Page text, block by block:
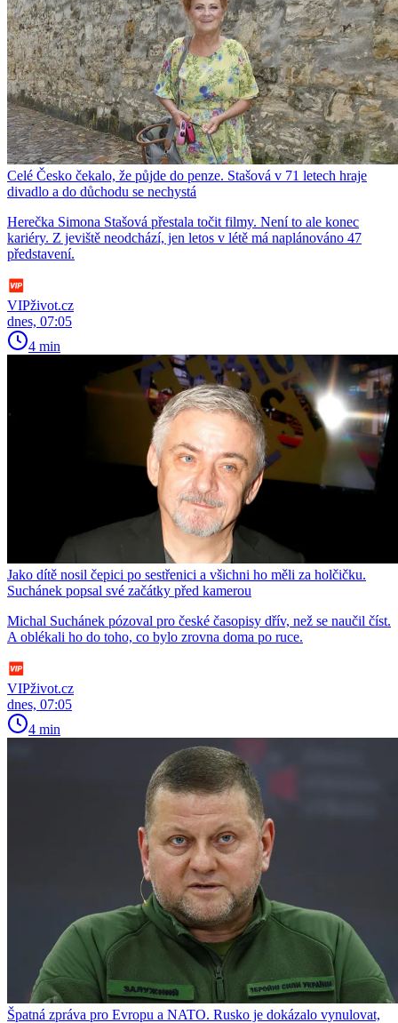
Celé Česko čekalo, že půjde do penze. Stašová v 71 letech hraje
divadlo a do důchodu se nechystá
Herečka Simona Stašová přestala točit filmy. Není to ale konec
kariéry. Z jeviště neodchází, jen letos v létě má naplánováno 47
představení.
VIPživot.cz
dnes, 07:05
4 min
Jako dítě nosil čepici po sestřenici a všichni ho měli za holčičku.
Suchánek popsal své začátky před kamerou
Michal Suchánek pózoval pro české časopisy dřív, než se naučil číst.
A oblékali ho do toho, co bylo zrovna doma po ruce.
VIPživot.cz
dnes, 07:05
4 min
Špatná zpráva pro Evropu a NATO. Rusko je dokázalo vynulovat,